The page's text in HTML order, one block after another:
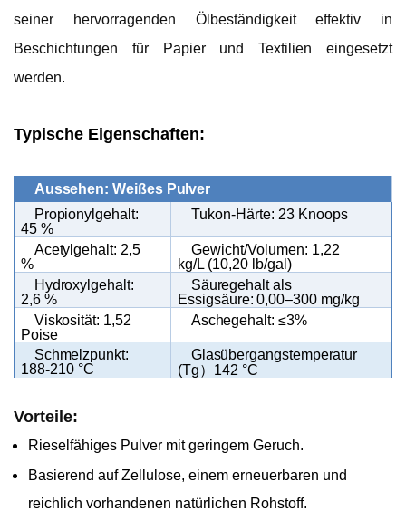
seiner hervorragenden Ölbeständigkeit effektiv in
Beschichtungen für Papier und Textilien eingesetzt
werden.
Typische Eigenschaften:
Aussehen: Weißes Pulver
Propionylgehalt:
45 %
Tukon-Härte: 23 Knoops
Acetylgehalt: 2,5
%
Gewicht/Volumen: 1,22
kg/L (10,20 lb/gal)
Hydroxylgehalt:
2,6 %
Säuregehalt als
Essigsäure: 0,00–300 mg/kg
Viskosität: 1,52
Poise
Aschegehalt: ≤3%
Schmelzpunkt:
188-210 °C
Glasübergangstemperatur
(Tg） 142 °C
Vorteile:
Rieselfähiges Pulver mit geringem Geruch.
Basierend auf Zellulose, einem erneuerbaren und
reichlich vorhandenen natürlichen Rohstoff.